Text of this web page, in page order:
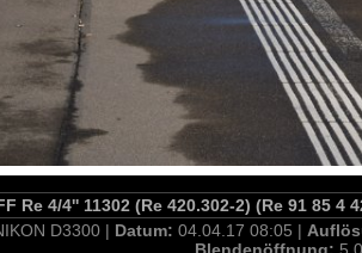
Re 4/4'' 11302 (Re 420.302-2) (Re 91 85
D3300 | Datum: 04.04.17 08:05 |